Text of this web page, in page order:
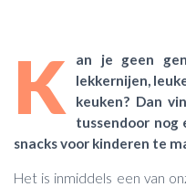
K
an je geen
lekkernijen,
keuken? Dan
tussendoor nog
snacks voor kinderen te
Het is inmiddels een van